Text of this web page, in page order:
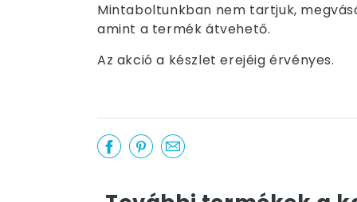
Mintaboltunkban nem tartjuk,
amint a termék átvehető.
Az akció a készlet erejéig érvényes.